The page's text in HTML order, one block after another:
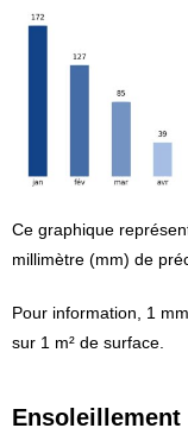
Ce graphique
millimètre (mm) de
Pour information, 1
sur 1 m² de surface.
Ensoleillement